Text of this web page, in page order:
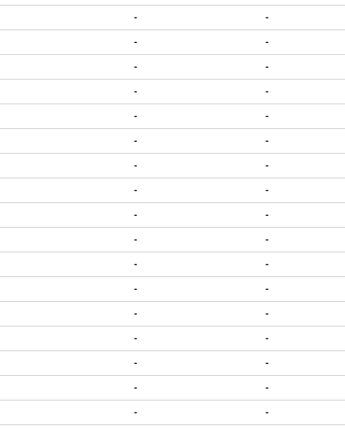
- -
- -
- -
- -
- -
- -
- -
- -
- -
- -
- -
- -
- -
- -
- -
- -
- -